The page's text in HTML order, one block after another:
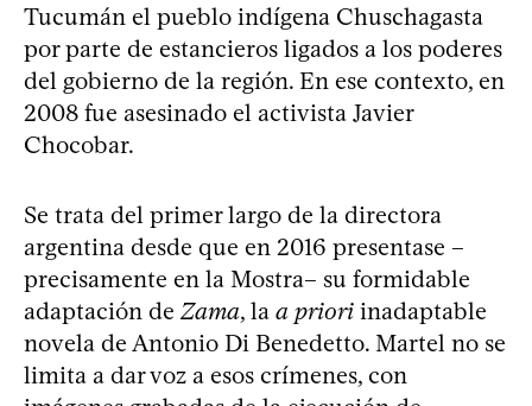
Tucumán el pueblo indígena Chuschagasta
por parte de estancieros ligados a los poderes
del gobierno de la región. En ese contexto, en
2008 fue asesinado el activista Javier
Chocobar.
Se trata del primer largo de la directora
argentina desde que en 2016 presentase –
precisamente en la Mostra– su formidable
adaptación de Zama, la a priori inadaptable
novela de Antonio Di Benedetto. Martel no se
limita a dar voz a esos crímenes, con